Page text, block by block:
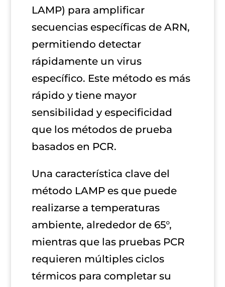
LAMP) para amplificar
secuencias específicas de ARN,
permitiendo detectar
rápidamente un virus
específico. Este método es más
rápido y tiene mayor
sensibilidad y especificidad
que los métodos de prueba
basados en PCR.
Una característica clave del
método LAMP es que puede
realizarse a temperaturas
ambiente, alrededor de 65°,
mientras que las pruebas PCR
requieren múltiples ciclos
térmicos para completar su